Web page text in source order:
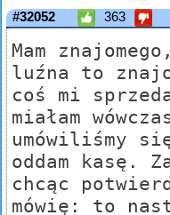
#32052 363
Mam
luźna to
coś mi
miałam
umówiliśmy
oddam kasę.
chcąc
mówię: to